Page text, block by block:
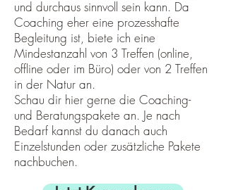
und durchaus sinnvoll sein kann. Da
Coaching eher eine prozesshafte
Begleitung ist, biete ich eine
Mindestanzahl von 3 Treffen (online,
offline oder im Büro) oder von 2 Treffen
in der Natur an.
Schau dir hier gerne die Coaching-
und Beratungspakete an. Je nach
Bedarf kannst du danach auch
Einzelstunden oder zusätzliche Pakete
nachbuchen.